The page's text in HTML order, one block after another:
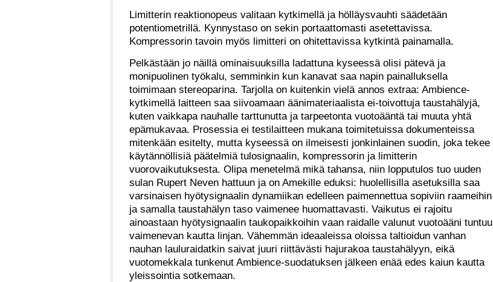
Limitterin reaktionopeus valitaan kytkimellä ja hölläysvauhti säädetään
potentiometrillä. Kynnystaso on sekin portaattomasti asetettavissa.
Kompressorin tavoin myös limitteri on ohitettavissa kytkintä painamalla.
Pelkästään jo näillä ominaisuuksilla ladattuna kyseessä olisi pätevä ja
monipuolinen työkalu, semminkin kun kanavat saa napin painalluksella
toimimaan stereoparina. Tarjolla on kuitenkin vielä annos extraa: Ambience-
kytkimellä laitteen saa siivoamaan äänimateriaalista ei-toivottuja taustahälyjä,
kuten vaikkapa nauhalle tarttunutta ja tarpeetonta vuotoääntä tai muuta yhtä
epämukavaa. Prosessia ei testilaitteen mukana toimitetuissa dokumenteissa
mitenkään esitelty, mutta kyseessä on ilmeisesti jonkinlainen suodin, joka tekee
käytännöllisiä päätelmiä tulosignaalin, kompressorin ja limitterin
vuorovaikutuksesta. Olipa menetelmä mikä tahansa, niin lopputulos tuo uuden
sulan Rupert Neven hattuun ja on Amekille eduksi: huolellisilla asetuksilla saa
varsinaisen hyötysignaalin dynamiikan edelleen paimennettua sopiviin raameihin
ja samalla taustahälyn taso vaimenee huomattavasti. Vaikutus ei rajoitu
ainoastaan hyötysignaalin taukopaikkoihin vaan raidalle valunut vuotoääni tuntuu
vaimenevan kautta linjan. Vähemmän ideaaleissa oloissa taltioidun vanhan
nauhan lauluraidatkin saivat juuri riittävästi hajurakoa taustahälyyn, eikä
vuotomekkala tunkenut Ambience-suodatuksen jälkeen enää edes kaiun kautta
yleissointia sotkemaan.